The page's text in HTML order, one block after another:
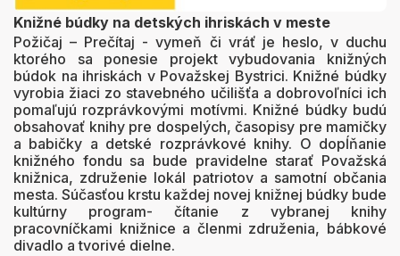
Knižné búdky na detských ihriskách v meste
Požičaj – Prečítaj - vymeň či vráť je heslo, v duchu
ktorého sa ponesie projekt vybudovania knižných
búdok na ihriskách v Považskej Bystrici. Knižné búdky
vyrobia žiaci zo stavebného učilišťa a dobrovoľníci ich
pomaľujú rozprávkovými motívmi. Knižné búdky budú
obsahovať knihy pre dospelých, časopisy pre mamičky
a babičky a detské rozprávkové knihy. O dopĺňanie
knižného fondu sa bude pravidelne starať Považská
knižnica, združenie lokál patriotov a samotní občania
mesta. Súčasťou krstu každej novej knižnej búdky bude
kultúrny program- čítanie z vybranej knihy
pracovníčkami knižnice a členmi združenia, bábkové
divadlo a tvorivé dielne.